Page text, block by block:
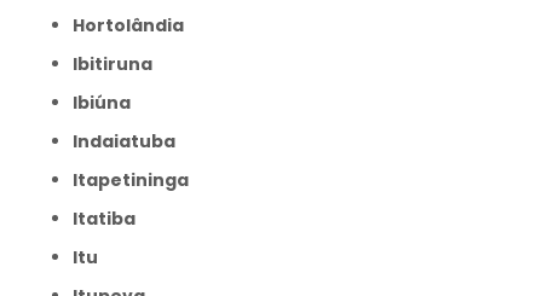
Hortolândia
Ibitiruna
Ibiúna
Indaiatuba
Itapetininga
Itatiba
Itu